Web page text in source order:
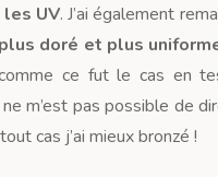
UV. J’ai également
doré et plus
ce fut le cas en
m’est pas possible de
cas j’ai mieux bronzé !